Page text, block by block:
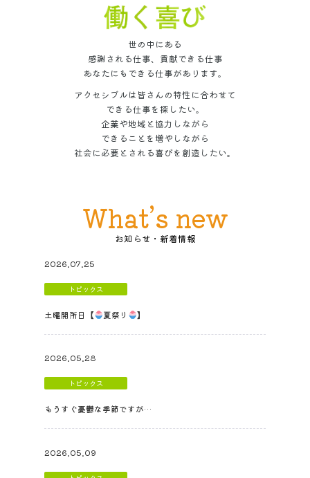
世の中にある
感謝される仕事、貢献できる仕事
あなたにもできる仕事があります。
アクセシブルは皆さんの特性に合わせて
できる仕事を探したい。
企業や地域と協力しながら
できることを増やしながら
社会に必要とされる喜びを創造したい。
What’s new
2026.07.25
トピックス
土曜開所日【 夏祭り 】
2026.05.28
トピックス
もうすぐ憂鬱な季節ですが…
2026.05.09